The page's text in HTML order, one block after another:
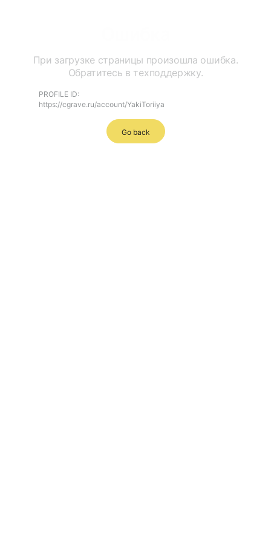
При загрузке страницы произошла ошибка.
Обратитесь в техподдержку.
PROFILE ID:
https://cgrave.ru/account/YakiToriiya
Go back